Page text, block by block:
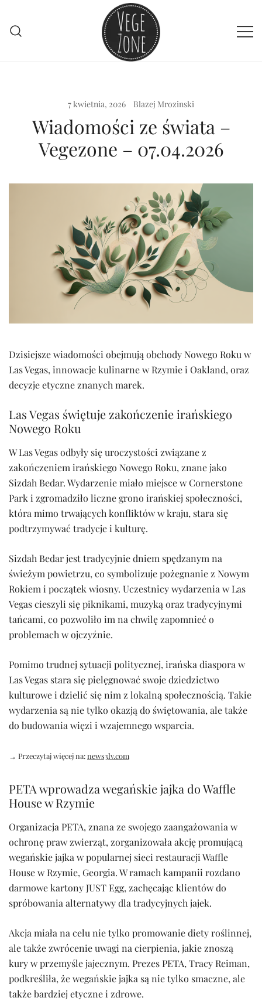
treści
7 kwietnia, 2026 Blazej Mrozinski
Wiadomości ze świata –
Vegezone – 07.04.2026
Dzisiejsze wiadomości obejmują obchody Nowego Roku w
Las Vegas, innowacje kulinarne w Rzymie i Oakland, oraz
decyzje etyczne znanych marek.
Las Vegas świętuje zakończenie irańskiego
Nowego Roku
W Las Vegas odbyły się uroczystości związane z
zakończeniem irańskiego Nowego Roku, znane jako
Sizdah Bedar. Wydarzenie miało miejsce w Cornerstone
Park i zgromadziło liczne grono irańskiej społeczności,
która mimo trwających konfliktów w kraju, stara się
podtrzymywać tradycje i kulturę.
Sizdah Bedar jest tradycyjnie dniem spędzanym na
świeżym powietrzu, co symbolizuje pożegnanie z Nowym
Rokiem i początek wiosny. Uczestnicy wydarzenia w Las
Vegas cieszyli się piknikami, muzyką oraz tradycyjnymi
tańcami, co pozwoliło im na chwilę zapomnieć o
problemach w ojczyźnie.
Pomimo trudnej sytuacji politycznej, irańska diaspora w
Las Vegas stara się pielęgnować swoje dziedzictwo
kulturowe i dzielić się nim z lokalną społecznością. Takie
wydarzenia są nie tylko okazją do świętowania, ale także
do budowania więzi i wzajemnego wsparcia.
→ Przeczytaj więcej na:news3lv.com
PETA wprowadza wegańskie jajka do Waffle
House w Rzymie
Organizacja PETA, znana ze swojego zaangażowania w
ochronę praw zwierząt, zorganizowała akcję promującą
wegańskie jajka w popularnej sieci restauracji Waffle
House w Rzymie, Georgia. W ramach kampanii rozdano
darmowe kartony JUST Egg, zachęcając klientów do
spróbowania alternatywy dla tradycyjnych jajek.
Akcja miała na celu nie tylko promowanie diety roślinnej,
ale także zwrócenie uwagi na cierpienia, jakie znoszą
kury w przemyśle jajecznym. Prezes PETA, Tracy Reiman,
podkreśliła, że wegańskie jajka są nie tylko smaczne, ale
także bardziej etyczne i zdrowe.